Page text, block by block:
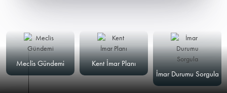
Meclis Gündemi
Kent İmar Planı
İmar Durumu Sorgula